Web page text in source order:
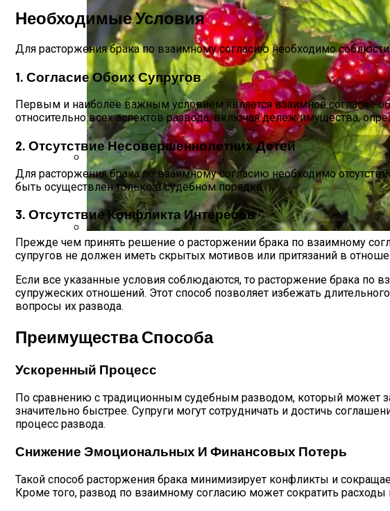
Как Оформить Наследство, Находясь За Границей
Что Такое Княженика, Где Произрастает Ягода, Как
Необходимые Условия
Для расторжения брака по взаимному согласию необходимо
1. Согласие Обоих Супругов
Первым и наиболее важным условием является взаимное согласие
относительно всех аспектов развода, включая дележ имущества,
2. Отсутствие Несовершеннолетних Детей
Для расторжения брака по взаимному согласию необходимо
быть осуществлен только в судебном порядке.
3. Отсутствие Конфликта Интересов
Прежде чем принять решение о расторжении брака по взаимному
супругов не должен иметь скрытых мотивов или притязаний в
Если все указанные условия соблюдаются, то расторжение брака по
супружеских отношений. Этот способ позволяет избежать
вопросы их развода.
Преимущества Способа
Ускоренный Процесс
По сравнению с традиционным судебным разводом, который может
значительно быстрее. Супруги могут сотрудничать и достичь
процесс развода.
Снижение Эмоциональных И Финансовых Потерь
Такой способ расторжения брака минимизирует конфликты и
Кроме того, развод по взаимному согласию может сократить